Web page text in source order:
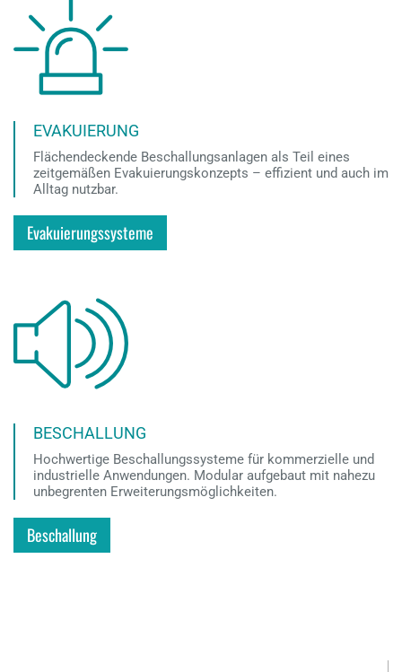
EVAKUIERUNG
Flächendeckende Beschallungsanlagen als Teil eines
zeitgemäßen Evakuierungskonzepts – effizient und auch im
Alltag nutzbar.
Evakuierungssysteme
BESCHALLUNG
Hochwertige Beschallungssysteme für kommerzielle und
industrielle Anwendungen. Modular aufgebaut mit nahezu
unbegrenten Erweiterungsmöglichkeiten.
Beschallung